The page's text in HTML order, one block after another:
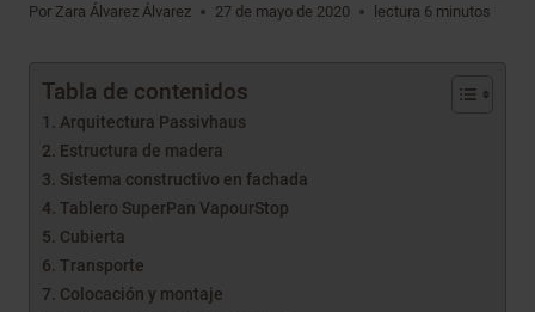
Por Zara Álvarez Álvarez 27 de mayo de 2020 lectura 6 minutos
Tabla de contenidos
Arquitectura Passivhaus
Estructura de madera
Sistema constructivo en fachada
Tablero SuperPan VapourStop
Cubierta
Transporte
Colocación y montaje